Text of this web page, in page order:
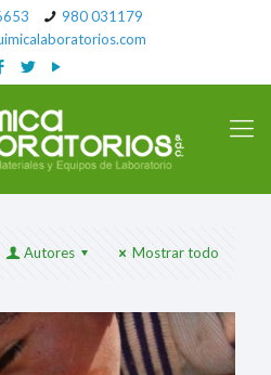
980 031179
Autores Mostrar todo